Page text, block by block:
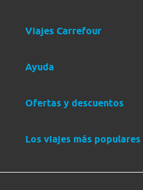
Viajes Carrefour
Ayuda
Ofertas y descuentos
Los viajes más populares